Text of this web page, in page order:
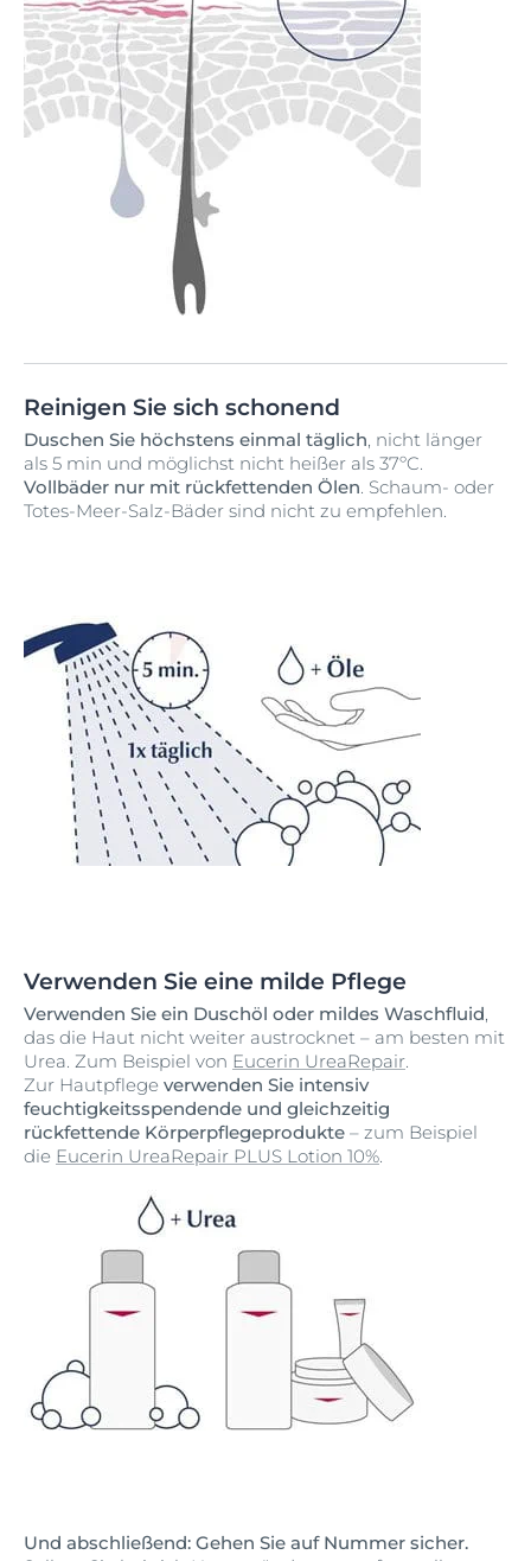
Reinigen Sie sich schonend
Duschen Sie höchstens einmal täglich, nicht länger
als 5 min und möglichst nicht heißer als 37ºC.
Vollbäder nur mit rückfettenden Ölen. Schaum- oder
Totes-Meer-Salz-Bäder sind nicht zu empfehlen.
Verwenden Sie eine milde Pflege
Verwenden Sie ein Duschöl oder mildes Waschfluid,
das die Haut nicht weiter austrocknet – am besten mit
Urea. Zum Beispiel von Eucerin UreaRepair.
Zur Hautpflege verwenden Sie intensiv
feuchtigkeitsspendende und gleichzeitig
rückfettende Körperpflegeprodukte – zum Beispiel
die Eucerin UreaRepair PLUS Lotion 10%.
Und abschließend: Gehen Sie auf Nummer sicher.